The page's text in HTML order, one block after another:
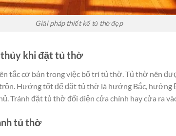
Giải pháp thiết kế tủ thờ đẹp
thủy khi đặt tủ thờ
tắc cơ bản trong việc bố trí tủ thờ. Tủ thờ nên
Hướng tốt để đặt tủ thờ là hướng Bắc,
Tránh đặt tủ thờ đối diện cửa chính hay cửa ra
tủ thờ